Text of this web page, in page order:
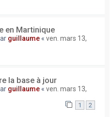
en Martinique
guillaume « ven. mars 13,
la base à jour
guillaume « ven. mars 13,
1 2